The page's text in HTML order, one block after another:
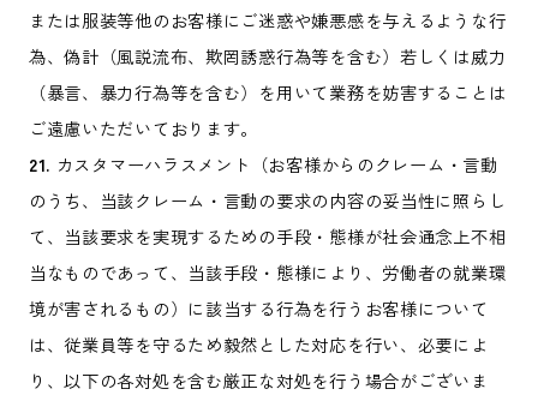
または服装等他のお客様にご迷惑や嫌悪感を与えるような行
為、偽計（風説流布、欺罔誘惑行為等を含む）若しくは威力
（暴言、暴力行為等を含む）を用いて業務を妨害することは
ご遠慮いただいております。
21. カスタマーハラスメント（お客様からのクレーム・言動
のうち、当該クレーム・言動の要求の内容の妥当性に照らし
て、当該要求を実現するための手段・態様が社会通念上不相
当なものであって、当該手段・態様により、労働者の就業環
境が害されるもの）に該当する行為を行うお客様について
は、従業員等を守るため毅然とした対応を行い、必要によ
り、以下の各対処を含む厳正な対処を行う場合がございま